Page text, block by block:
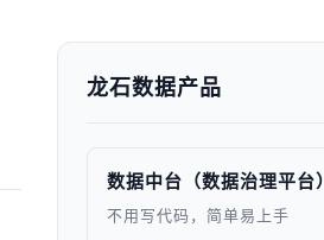
龙石数据产品
数据中台（数据治理平台）
不用写代码，简单易上手